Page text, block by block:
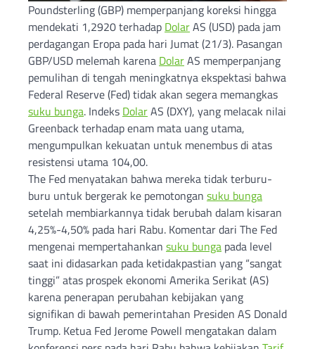
Poundsterling (GBP) memperpanjang koreksi hingga
mendekati 1,2920 terhadap DolarAS (USD) pada jam
perdagangan Eropa pada hari Jumat (21/3). Pasangan
GBP/USD melemah karena DolarAS memperpanjang
pemulihan di tengah meningkatnya ekspektasi bahwa
Federal Reserve (Fed) tidak akan segera memangkas
suku bunga. Indeks DolarAS (DXY), yang melacak nilai
Greenback terhadap enam mata uang utama,
mengumpulkan kekuatan untuk menembus di atas
resistensi utama 104,00.
The Fed menyatakan bahwa mereka tidak terburu-
buru untuk bergerak ke pemotongan suku bunga
setelah membiarkannya tidak berubah dalam kisaran
4,25%-4,50% pada hari Rabu. Komentar dari The Fed
mengenai mempertahankan suku bunga pada level
saat ini didasarkan pada ketidakpastian yang “sangat
tinggi” atas prospek ekonomi Amerika Serikat (AS)
karena penerapan perubahan kebijakan yang
signifikan di bawah pemerintahan Presiden AS Donald
Trump. Ketua Fed Jerome Powell mengatakan dalam